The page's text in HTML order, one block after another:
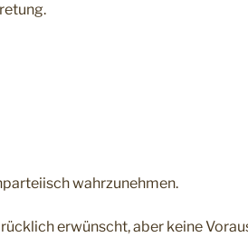
wahrzunehmen.
erwünscht, aber keine